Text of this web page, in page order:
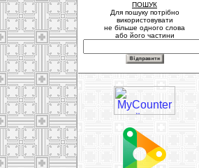
ПОШУК
Для пошуку потрібно
використовувати
не більше одного слова
або його частини